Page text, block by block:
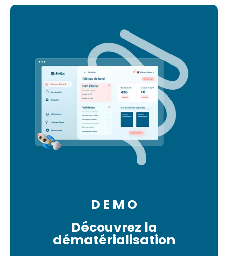
D E M O
Découvrez la
dématérialisation